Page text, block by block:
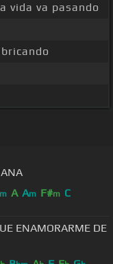
vida va pasando
m A Am F#m C
ENAMORARME DE